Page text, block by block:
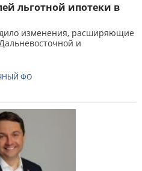
льготной ипотеки в
изменения, расширяющие
и
ФО